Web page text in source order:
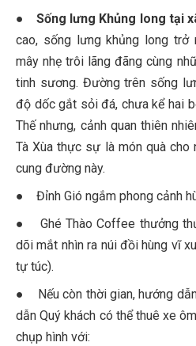
●Sống lưng Khủng long tại
cao, sống lưng khủng long trở
mây nhẹ trôi lãng đãng cùng
tinh sương. Đường trên sống
độ dốc gắt sỏi đá, chưa kể hai
Thế nhưng, cảnh quan thiên
Tà Xùa thực sự là món quà
cung đường này.
● Đỉnh Gió ngắm phong cảnh
● Ghé Thào Coffee thưởng
dõi mắt nhìn ra núi đồi hùng vĩ
tự túc).
● Nếu còn thời gian, hướng
dẫn Quý khách có thể thuê xe
chụp hình với: